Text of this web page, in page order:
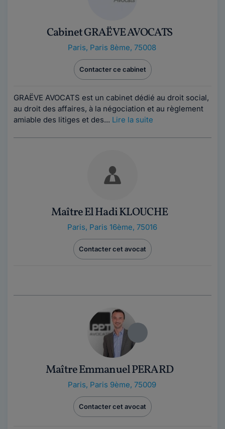
Cabinet GRAËVE AVOCATS
Paris, Paris 8ème, 75008
Contacter ce cabinet
GRAËVE AVOCATS est un cabinet dédié au droit social,
au droit des affaires, à la négociation et au règlement
amiable des litiges et des... Lire la suite
Maître El Hadi KLOUCHE
Paris, Paris 16ème, 75016
Contacter cet avocat
Maître Emmanuel PERARD
Paris, Paris 9ème, 75009
Contacter cet avocat